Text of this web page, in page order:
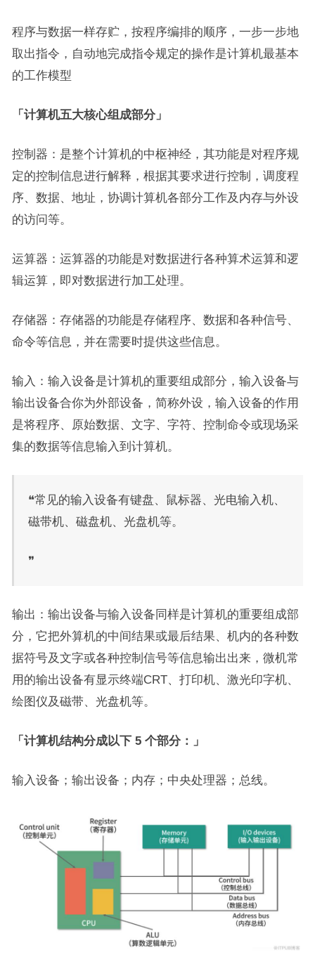
程序与数据一样存贮，按程序编排的顺序，一步一步地
取出指令，自动地完成指令规定的操作是计算机最基本
的工作模型
「计算机五大核心组成部分」
控制器：是整个计算机的中枢神经，其功能是对程序规
定的控制信息进行解释，根据其要求进行控制，调度程
序、数据、地址，协调计算机各部分工作及内存与外设
的访问等。
运算器：运算器的功能是对数据进行各种算术运算和逻
辑运算，即对数据进行加工处理。
存储器：存储器的功能是存储程序、数据和各种信号、
命令等信息，并在需要时提供这些信息。
输入：输入设备是计算机的重要组成部分，输入设备与
输出设备合你为外部设备，简称外设，输入设备的作用
是将程序、原始数据、文字、字符、控制命令或现场采
集的数据等信息输入到计算机。
❝常见的输入设备有键盘、鼠标器、光电输入机、
磁带机、磁盘机、光盘机等。
❞
输出：输出设备与输入设备同样是计算机的重要组成部
分，它把外算机的中间结果或最后结果、机内的各种数
据符号及文字或各种控制信号等信息输出出来，微机常
用的输出设备有显示终端CRT、打印机、激光印字机、
绘图仪及磁带、光盘机等。
「计算机结构分成以下 5 个部分：」
输入设备；输出设备；内存；中央处理器；总线。